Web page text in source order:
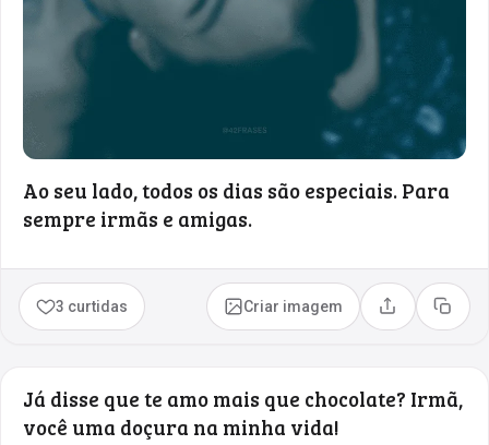
Ao seu lado, todos os dias são especiais. Para
sempre irmãs e amigas.
3 curtidas Criar imagem Compartilhar
Copiar
Já disse que te amo mais que chocolate? Irmã,
você uma doçura na minha vida!